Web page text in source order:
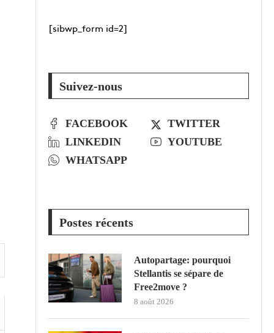
[sibwp_form id=2]
Suivez-nous
FACEBOOK
TWITTER
LINKEDIN
YOUTUBE
WHATSAPP
Postes récents
Autopartage: pourquoi
Stellantis se sépare de
Free2move ?
8 août 2026